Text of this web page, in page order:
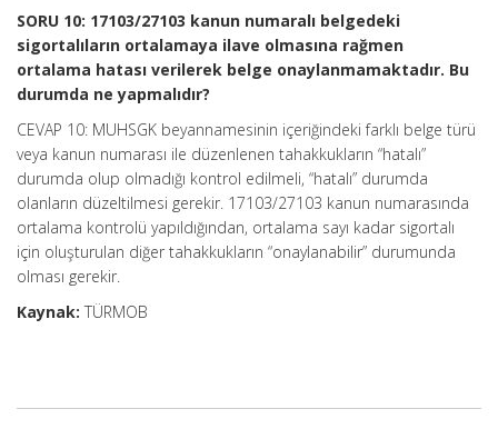
SORU 10: 17103/27103 kanun numaralı belgedeki
sigortalıların ortalamaya ilave olmasına rağmen
ortalama hatası verilerek belge onaylanmamaktadır. Bu
durumda ne yapmalıdır?
CEVAP 10: MUHSGK beyannamesinin içeriğindeki farklı belge türü
veya kanun numarası ile düzenlenen tahakkukların “hatalı”
durumda olup olmadığı kontrol edilmeli, “hatalı” durumda
olanların düzeltilmesi gerekir. 17103/27103 kanun numarasında
ortalama kontrolü yapıldığından, ortalama sayı kadar sigortalı
için oluşturulan diğer tahakkukların “onaylanabilir” durumunda
olması gerekir.
Kaynak: TÜRMOB